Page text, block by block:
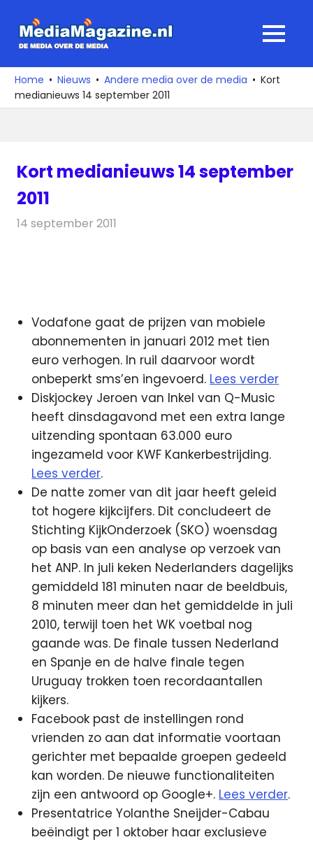
naar
media
over
de
MENU
Home Nieuws Andere media over de media
Kort
medianieuws 14 september 2011
Kort medianieuws 14 september
2011
14 september 2011
Vodafone gaat de prijzen van mobiele
abonnementen in januari 2012 met tien
euro verhogen. In ruil daarvoor wordt
onbeperkt sms’en ingevoerd. Lees verder
Diskjockey Jeroen van Inkel van Q-Music
heeft dinsdagavond met een extra lange
uitzending spontaan 63.000 euro
ingezameld voor KWF Kankerbestrijding.
Lees verder.
De natte zomer van dit jaar heeft geleid
tot hogere kijkcijfers. Dit concludeert de
Stichting KijkOnderzoek (SKO) woensdag
op basis van een analyse op verzoek van
het ANP. In juli keken Nederlanders dagelijks
gemiddeld 181 minuten naar de beeldbuis,
8 minuten meer dan het gemiddelde in juli
2010, terwijl toen het WK voetbal nog
gaande was. De finale tussen Nederland
en Spanje en de halve finale tegen
Uruguay trokken toen recordaantallen
kijkers.
Facebook past de instellingen rond
vrienden zo aan dat informatie voortaan
gerichter met bepaalde groepen gedeeld
kan worden. De nieuwe functionaliteiten
zijn een antwoord op Google+. Lees verder.
Presentatrice Yolanthe Sneijder-Cabau
beëindigt per 1 oktober haar exclusieve